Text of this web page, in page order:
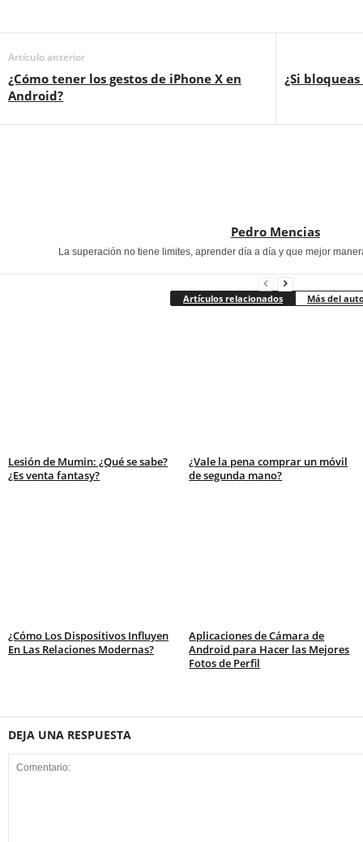
Artículo anterior
¿Cómo tener los gestos de iPhone X en
Android?
¿Si
Pedro Mencias
La superación no tiene limites, aprender día a día y que mejor
Artículos relacionados Más del
Lesión de Mumin: ¿Qué se sabe?
¿Es venta fantasy?
¿Vale la pena comprar un móvil
de segunda mano?
¿Cómo Los Dispositivos Influyen
En Las Relaciones Modernas?
Aplicaciones de Cámara de
Android para Hacer las Mejores
Fotos de Perfil
DEJA UNA RESPUESTA